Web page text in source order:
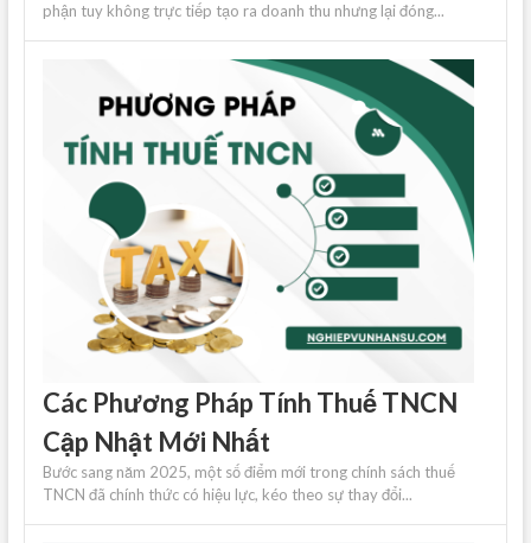
phận tuy không trực tiếp tạo ra doanh thu nhưng lại đóng...
Các Phương Pháp Tính Thuế TNCN
Cập Nhật Mới Nhất
Bước sang năm 2025, một số điểm mới trong chính sách thuế
TNCN đã chính thức có hiệu lực, kéo theo sự thay đổi...